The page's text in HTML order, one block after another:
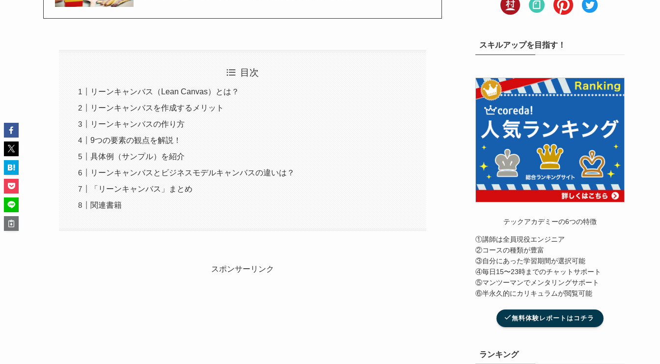
目次
リーンキャンバス（Lean Canvas）とは？
リーンキャンバスを作成するメリット
リーンキャンバスの作り方
9つの要素の観点を解説！
具体例（サンプル）を紹介
リーンキャンバスとビジネスモデルキャンバスの違いは？
「リーンキャンバス」まとめ
関連書籍
スポンサーリンク
スキルアップを目指す！
テックアカデミーの6つの特徴
①講師は全員現役エンジニア
②コースの種類が豊富
③自分にあった学習期間が選択可能
④毎日15〜23時までのチャットサポート
⑤マンツーマンでメンタリングサポート
⑥半永久的にカリキュラムが閲覧可能
無料体験レポートはコチラ
ランキング